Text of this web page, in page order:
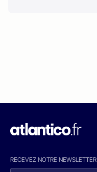
RECEVEZ NOTRE NEWSLETTER